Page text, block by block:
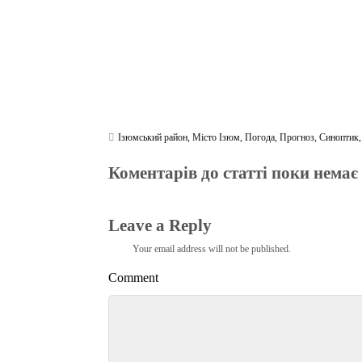
Ізюмський район ,Місто Ізюм ,Погода ,Прогноз ,Синоптик
Коментарів до статті поки немає
Leave a Reply
Your email address will not be published.
Comment